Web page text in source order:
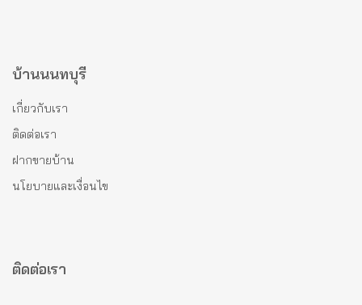
บ้านนนทบุรี
เกี่ยวกับเรา
ติดต่อเรา
ฝากขายบ้าน
นโยบายและเงื่อนไข
ติดต่อเรา